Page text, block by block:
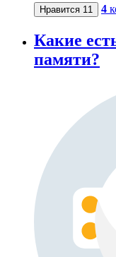
Нравится 11 4
Какие
памяти?